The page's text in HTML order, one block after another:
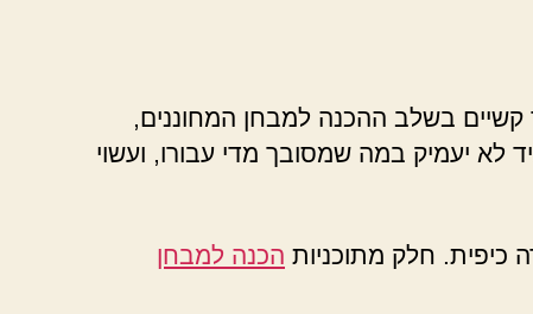
בשלב ההכנה למבחן המחוננים,
לא יעמיק במה שמסובך מדי עבורו, ועשוי
כיפית. חלק מתוכניות הכנה למבחן